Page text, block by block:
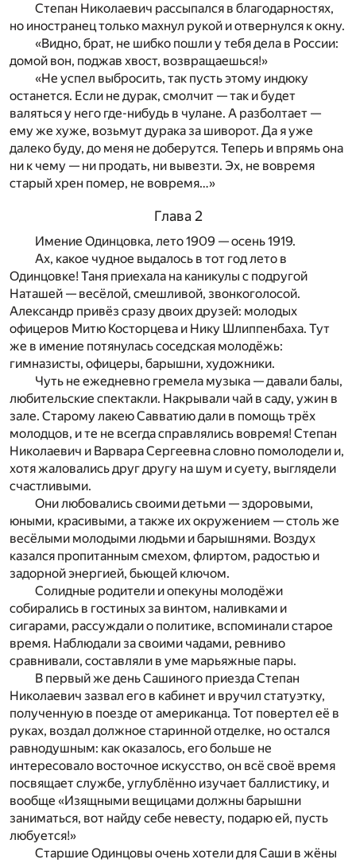
Степан Николаевич рассыпался в благодарностях,
но иностранец только махнул рукой и отвернулся к окну.
«Видно, брат, не шибко пошли у тебя дела в России:
домой вон, поджав хвост, возвращаешься!»
«Не успел выбросить, так пусть этому индюку
останется. Если не дурак, смолчит — так и будет
валяться у него где-нибудь в чулане. А разболтает —
ему же хуже, возьмут дурака за шиворот. Да я уже
далеко буду, до меня не доберутся. Теперь и впрямь она
ни к чему — ни продать, ни вывезти. Эх, не вовремя
старый хрен помер, не вовремя…»
Глава 2
Имение Одинцовка, лето 1909 — осень 1919.
Ах, какое чудное выдалось в тот год лето в
Одинцовке! Таня приехала на каникулы с подругой
Наташей — весёлой, смешливой, звонкоголосой.
Александр привёз сразу двоих друзей: молодых
офицеров Митю Косторцева и Нику Шлиппенбаха. Тут
же в имение потянулась соседская молодёжь:
гимназисты, офицеры, барышни, художники.
Чуть не ежедневно гремела музыка — давали балы,
любительские спектакли. Накрывали чай в саду, ужин в
зале. Старому лакею Савватию дали в помощь трёх
молодцов, и те не всегда справлялись вовремя! Степан
Николаевич и Варвара Сергеевна словно помолодели и,
хотя жаловались друг другу на шум и суету, выглядели
счастливыми.
Они любовались своими детьми — здоровыми,
юными, красивыми, а также их окружением — столь же
весёлыми молодыми людьми и барышнями. Воздух
казался пропитанным смехом, флиртом, радостью и
задорной энергией, бьющей ключом.
Солидные родители и опекуны молодёжи
собирались в гостиных за винтом, наливками и
сигарами, рассуждали о политике, вспоминали старое
время. Наблюдали за своими чадами, ревниво
сравнивали, составляли в уме марьяжные пары.
В первый же день Сашиного приезда Степан
Николаевич зазвал его в кабинет и вручил статуэтку,
полученную в поезде от американца. Тот повертел её в
руках, воздал должное старинной отделке, но остался
равнодушным: как оказалось, его больше не
интересовало восточное искусство, он всё своё время
посвящает службе, углублённо изучает баллистику, и
вообще «Изящными вещицами должны барышни
заниматься, вот найду себе невесту, подарю ей, пусть
любуется!»
Старшие Одинцовы очень хотели для Саши в жёны